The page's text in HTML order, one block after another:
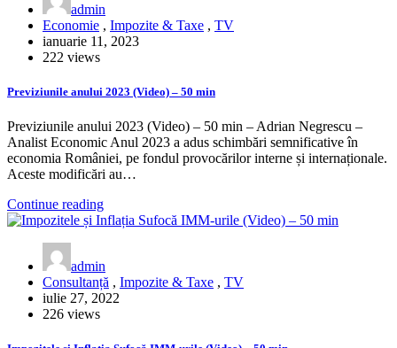
admin
Economie , Impozite & Taxe , TV
ianuarie 11, 2023
222 views
Previziunile anului 2023 (Video) – 50 min
Previziunile anului 2023 (Video) – 50 min – Adrian Negrescu –
Analist Economic Anul 2023 a adus schimbări semnificative în
economia României, pe fondul provocărilor interne și internaționale.
Aceste modificări au…
Continue reading
admin
Consultanță , Impozite & Taxe , TV
iulie 27, 2022
226 views